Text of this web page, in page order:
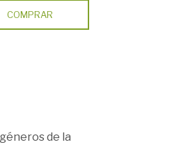
COMPRAR
de la